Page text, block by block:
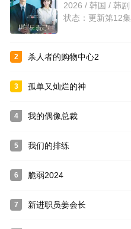
2026 / 韩国 / 韩剧
状态：更新第12集
2 杀人者的购物中心2
3 孤单又灿烂的神
4 我的偶像总裁
5 我们的排练
6 脆弱2024
7 新进职员姜会长